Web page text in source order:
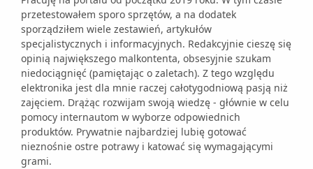
przetestowałem sporo sprzętów, a na dodatek
sporządziłem wiele zestawień, artykułów
specjalistycznych i informacyjnych. Redakcyjnie cieszę się
opinią największego malkontenta, obsesyjnie szukam
niedociągnięć (pamiętając o zaletach). Z tego względu
elektronika jest dla mnie raczej całotygodniową pasją niż
zajęciem. Drążąc rozwijam swoją wiedzę - głównie w celu
pomocy internautom w wyborze odpowiednich
produktów. Prywatnie najbardziej lubię gotować
nieznośnie ostre potrawy i katować się wymagającymi
grami.